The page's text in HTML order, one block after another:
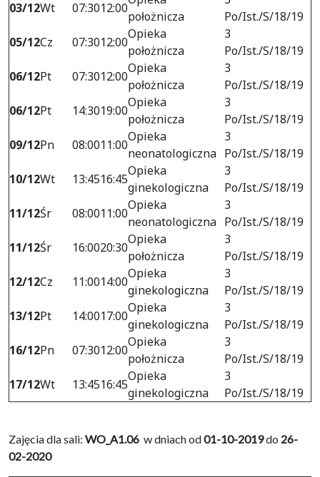
03/12Wt 07:3012:00
położnicza
Po/Ist./S/18/19
05/12Cz 07:3012:00
Opieka
położnicza
3
Po/Ist./S/18/19
06/12Pt 07:3012:00
Opieka
położnicza
3
Po/Ist./S/18/19
06/12Pt 14:3019:00
Opieka
położnicza
3
Po/Ist./S/18/19
09/12Pn 08:0011:00
Opieka
neonatologiczna
3
Po/Ist./S/18/19
10/12Wt 13:4516:45
Opieka
ginekologiczna
3
Po/Ist./S/18/19
11/12Śr 08:0011:00
Opieka
neonatologiczna
3
Po/Ist./S/18/19
11/12Śr 16:0020:30
Opieka
położnicza
3
Po/Ist./S/18/19
12/12Cz 11:0014:00
Opieka
ginekologiczna
3
Po/Ist./S/18/19
13/12Pt 14:0017:00
Opieka
ginekologiczna
3
Po/Ist./S/18/19
16/12Pn 07:3012:00
Opieka
położnicza
3
Po/Ist./S/18/19
17/12Wt 13:4516:45
Opieka
ginekologiczna
3
Po/Ist./S/18/19
Zajęcia dla sali: WO_A1.06 w dniach od01-10-2019do 26-
02-2020